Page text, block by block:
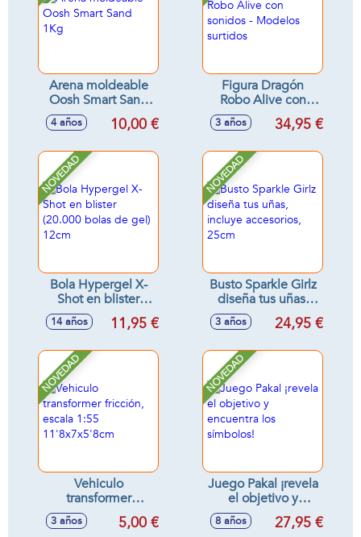
Arena moldeable
Oosh Smart Sand
1Kg
4 años 10,00 €
Figura Dragón
Robo Alive con
sonidos - Modelos
surtidos
3 años 34,95 €
NOVEDAD
Bola Hypergel X-
Shot en blister
(20.000 bolas de
gel) 12cm
14 años 11,95 €
NOVEDAD
Busto Sparkle Girlz
diseña tus uñas,
incluye accesorios,
25cm
3 años 24,95 €
NOVEDAD
Vehiculo
transformer
fricción, escala 1:55
11'8x7x5'8cm
3 años 5,00 €
NOVEDAD
Juego Pakal ¡revela
el objetivo y
encuentra los
símbolos!
8 años 27,95 €